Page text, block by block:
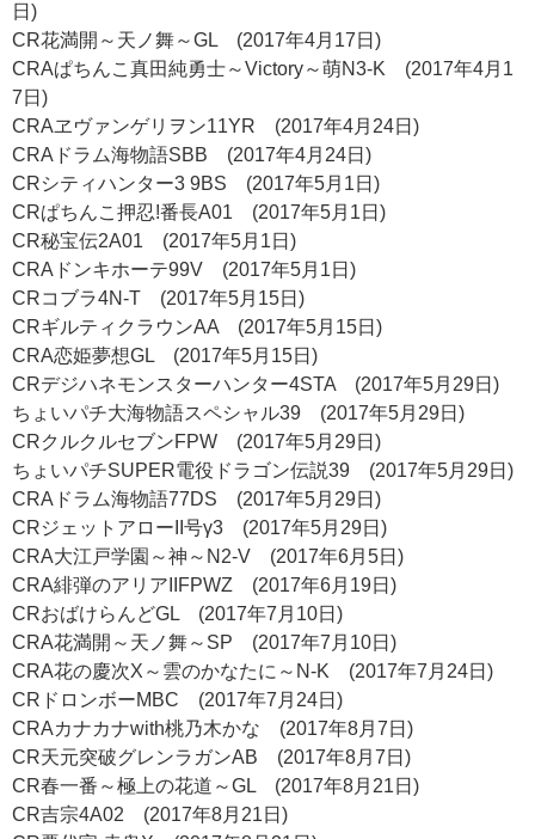
日)
CR花満開～天ノ舞～GL (2017年4月17日)
CRAぱちんこ真田純勇士～Victory～萌N3-K (2017年4月1
7日)
CRAヱヴァンゲリヲン11YR (2017年4月24日)
CRAドラム海物語SBB (2017年4月24日)
CRシティハンター3 9BS (2017年5月1日)
CRぱちんこ押忍!番長A01 (2017年5月1日)
CR秘宝伝2A01 (2017年5月1日)
CRAドンキホーテ99V (2017年5月1日)
CRコブラ4N-T (2017年5月15日)
CRギルティクラウンAA (2017年5月15日)
CRA恋姫夢想GL (2017年5月15日)
CRデジハネモンスターハンター4STA (2017年5月29日)
ちょいパチ大海物語スペシャル39 (2017年5月29日)
CRクルクルセブンFPW (2017年5月29日)
ちょいパチSUPER電役ドラゴン伝説39 (2017年5月29日)
CRAドラム海物語77DS (2017年5月29日)
CRジェットアローII号γ3 (2017年5月29日)
CRA大江戸学園～神～N2-V (2017年6月5日)
CRA緋弾のアリアIIFPWZ (2017年6月19日)
CRおばけらんどGL (2017年7月10日)
CRA花満開～天ノ舞～SP (2017年7月10日)
CRA花の慶次X～雲のかなたに～N-K (2017年7月24日)
CRドロンボーMBC (2017年7月24日)
CRAカナカナwith桃乃木かな (2017年8月7日)
CR天元突破グレンラガンAB (2017年8月7日)
CR春一番～極上の花道～GL (2017年8月21日)
CR吉宗4A02 (2017年8月21日)